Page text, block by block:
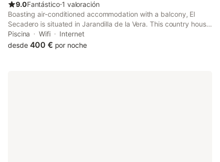
9.0Fantástico⋅1 valoración
Boasting air-conditioned accommodation with a balcony, El
Secadero is situated in Jarandilla de la Vera. This country house
has a private pool, a garden, barbecue facilities, free WiFi and
free private parking.
Piscina Wifi
Internet
desde 400 € por noche